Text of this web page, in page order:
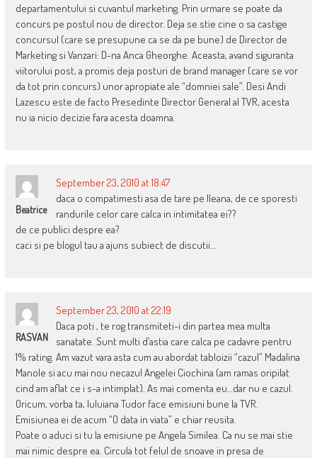
departamentului si cuvantul marketing. Prin urmare se poate da
concurs pe postul nou de director. Deja se stie cine o sa castige
concursul (care se presupune ca se da pe bune) de Director de
Marketing si Vanzari: D-na Anca Gheorghe. Aceasta, avand siguranta
viitorului post, a promis deja posturi de brand manager (care se vor
da tot prin concurs) unor apropiate ale “domniei sale”. Desi Andi
Lazescu este de facto Presedinte Director General al TVR, acesta
nu ia nicio decizie fara acesta doamna.
Beatrice
September 23, 2010 at 18:47
daca o compatimesti asa de tare pe Ileana, de ce sporesti
randurile celor care calca in intimitatea ei??
de ce publici despre ea?
caci si pe blogul tau a ajuns subiect de discutii…
RASVAN
September 23, 2010 at 22:19
Daca poti , te rog transmiteti-i din partea mea multa
sanatate. Sunt multi d’astia care calca pe cadavre pentru
1% rating. Am vazut vara asta cum au abordat tabloizii “cazul” Madalina
Manole si acu mai nou necazul Angelei Ciochina (am ramas oripilat
cind am aflat ce i s-a intimplat). As mai comenta eu…dar nu e cazul.
Oricum, vorba ta, Iuluiana Tudor face emisiuni bune la TVR.
Emisiunea ei de acum “O data in viata” e chiar reusita.
Poate o aduci si tu la emisiune pe Angela Similea. Ca nu se mai stie
mai nimic despre ea. Circula tot felul de snoave in presa de